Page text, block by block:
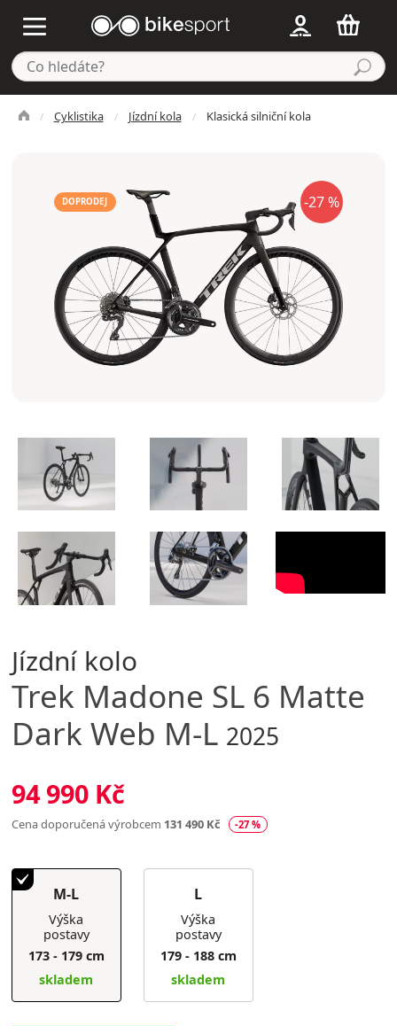
Cyklistika Jízdní kola Klasická silniční kola
-27 %
DOPRODEJ
Jízdní kolo
TrekMadone SL 6 Matte
Dark Web M-L 2025
94 990 Kč
Cena doporučená výrobcem 131 490 Kč -27 %
M-L
Výška
postavy
173 - 179 cm
skladem
L
Výška
postavy
179 - 188 cm
skladem